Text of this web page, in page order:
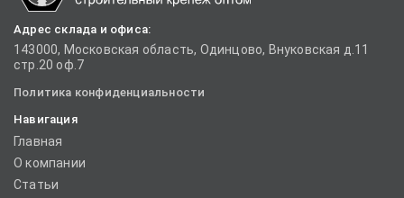
Адрес склада и офиса:
143000, Московская область, Одинцово, Внуковская д.11
стр.20 оф.7
Политика конфиденциальности
Навигация
Главная
О компании
Статьи